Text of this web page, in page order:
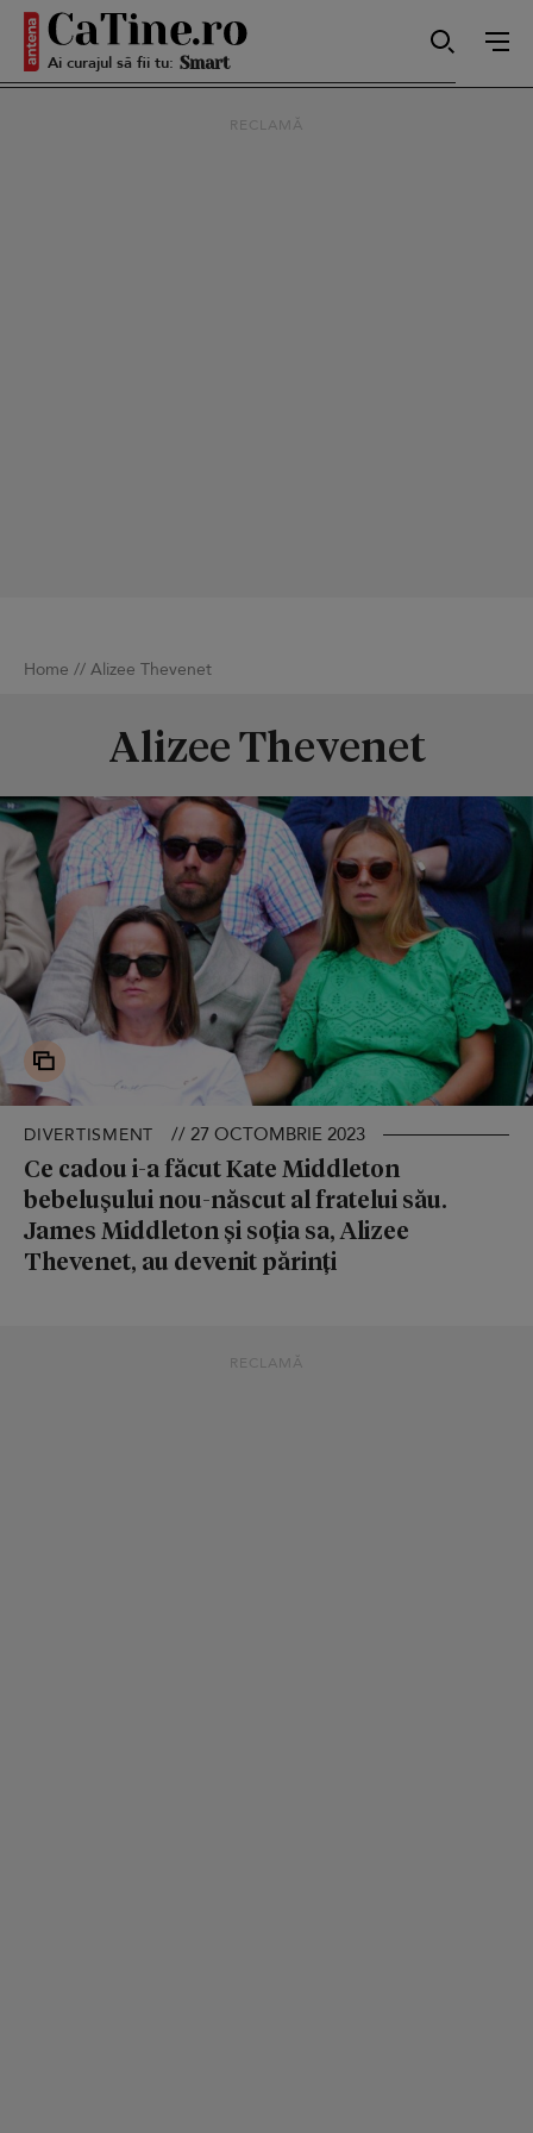
Ai curajul să fii tu:
Smart
RECLAMĂ
Home // Alizee Thevenet
Alizee Thevenet
DIVERTISMENT // 27 OCTOMBRIE 2023
Ce cadou i-a făcut Kate Middleton
bebelușului nou-născut al fratelui său.
James Middleton și soția sa, Alizee
Thevenet, au devenit părinți
RECLAMĂ